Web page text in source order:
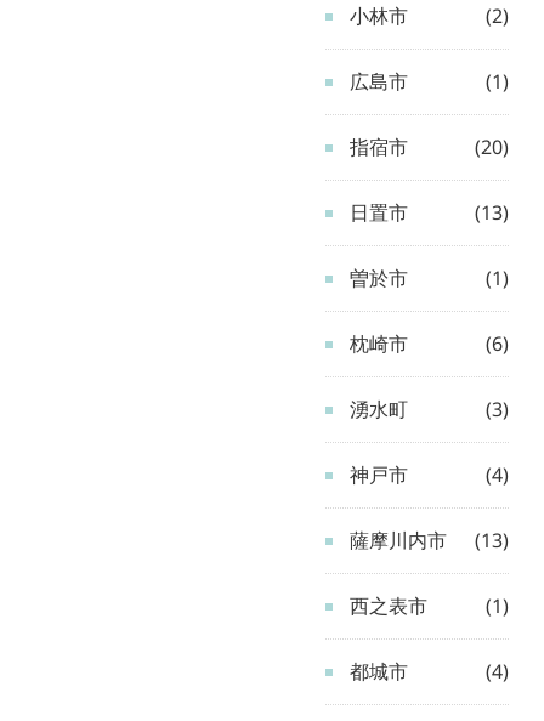
小林市 (2)
広島市 (1)
指宿市 (20)
日置市 (13)
曽於市 (1)
枕崎市 (6)
湧水町 (3)
神戸市 (4)
薩摩川内市 (13)
西之表市 (1)
都城市 (4)